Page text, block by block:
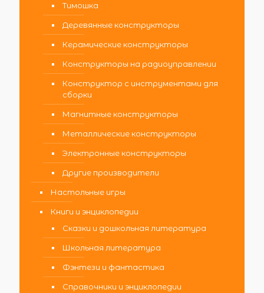
Тимошка
Деревянные конструкторы
Керамические конструкторы
Конструкторы на радиоуправлении
Конструктор с инструментами для
сборки
Магнитные конструкторы
Металлические конструкторы
Электронные конструкторы
Другие производители
Настольные игры
Книги и энциклопедии
Сказки и дошкольная литература
Школьная литература
Фэнтези и фантастика
Справочники и энциклопедии